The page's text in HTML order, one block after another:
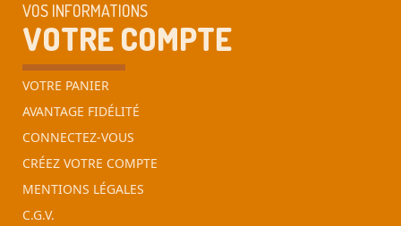
VOS INFORMATIONS
VOTRE COMPTE
VOTRE PANIER
AVANTAGE FIDÉLITÉ
CONNECTEZ-VOUS
CRÉEZ VOTRE COMPTE
MENTIONS LÉGALES
C.G.V.